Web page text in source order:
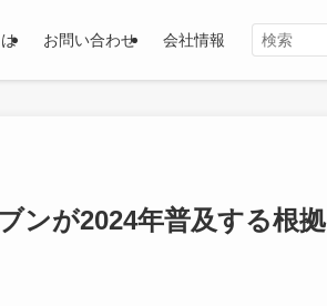
お問い合わせ 会社情報
ンが2024年普及する根拠